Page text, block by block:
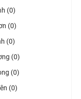
(0)
(0)
(0)
(0)
(0)
(0)